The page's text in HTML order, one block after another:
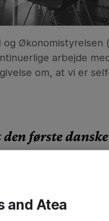
Økonomistyrelsen
arbejde
om, at vi er
første danske
Atea Danmark i
and Atea